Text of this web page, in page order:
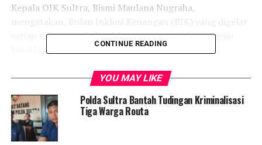
Kepala OJK Sultra, Bismi Maulana Nugraha,
mengatakan, Bulan Inklusi Keuangan (BIK) yang digelar
setiap tahun menjadi salah satu cara untuk mengejar
ketertinggalan target secara nasional.
“Masih ada gap antara masyarakat yang menggunakan
produk keuangan dengan pemahamannya. Banyak yang
sudah memakai, tapi belum benar-benar paham
karakteristik produk keuangan,” ungkapnya, Sabtu 25
Oktober 2025.
CONTINUE READING
YOU MAY LIKE
Polda Sultra Bantah Tudingan Kriminalisasi
Tiga Warga Routa